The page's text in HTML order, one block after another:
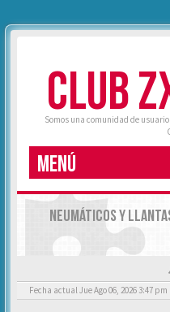
CLUB
Somos una comunidad de
MENÚ
NEUMÁTICOS Y
Fecha actual Jue Ago 06, 2026 3:47 pm